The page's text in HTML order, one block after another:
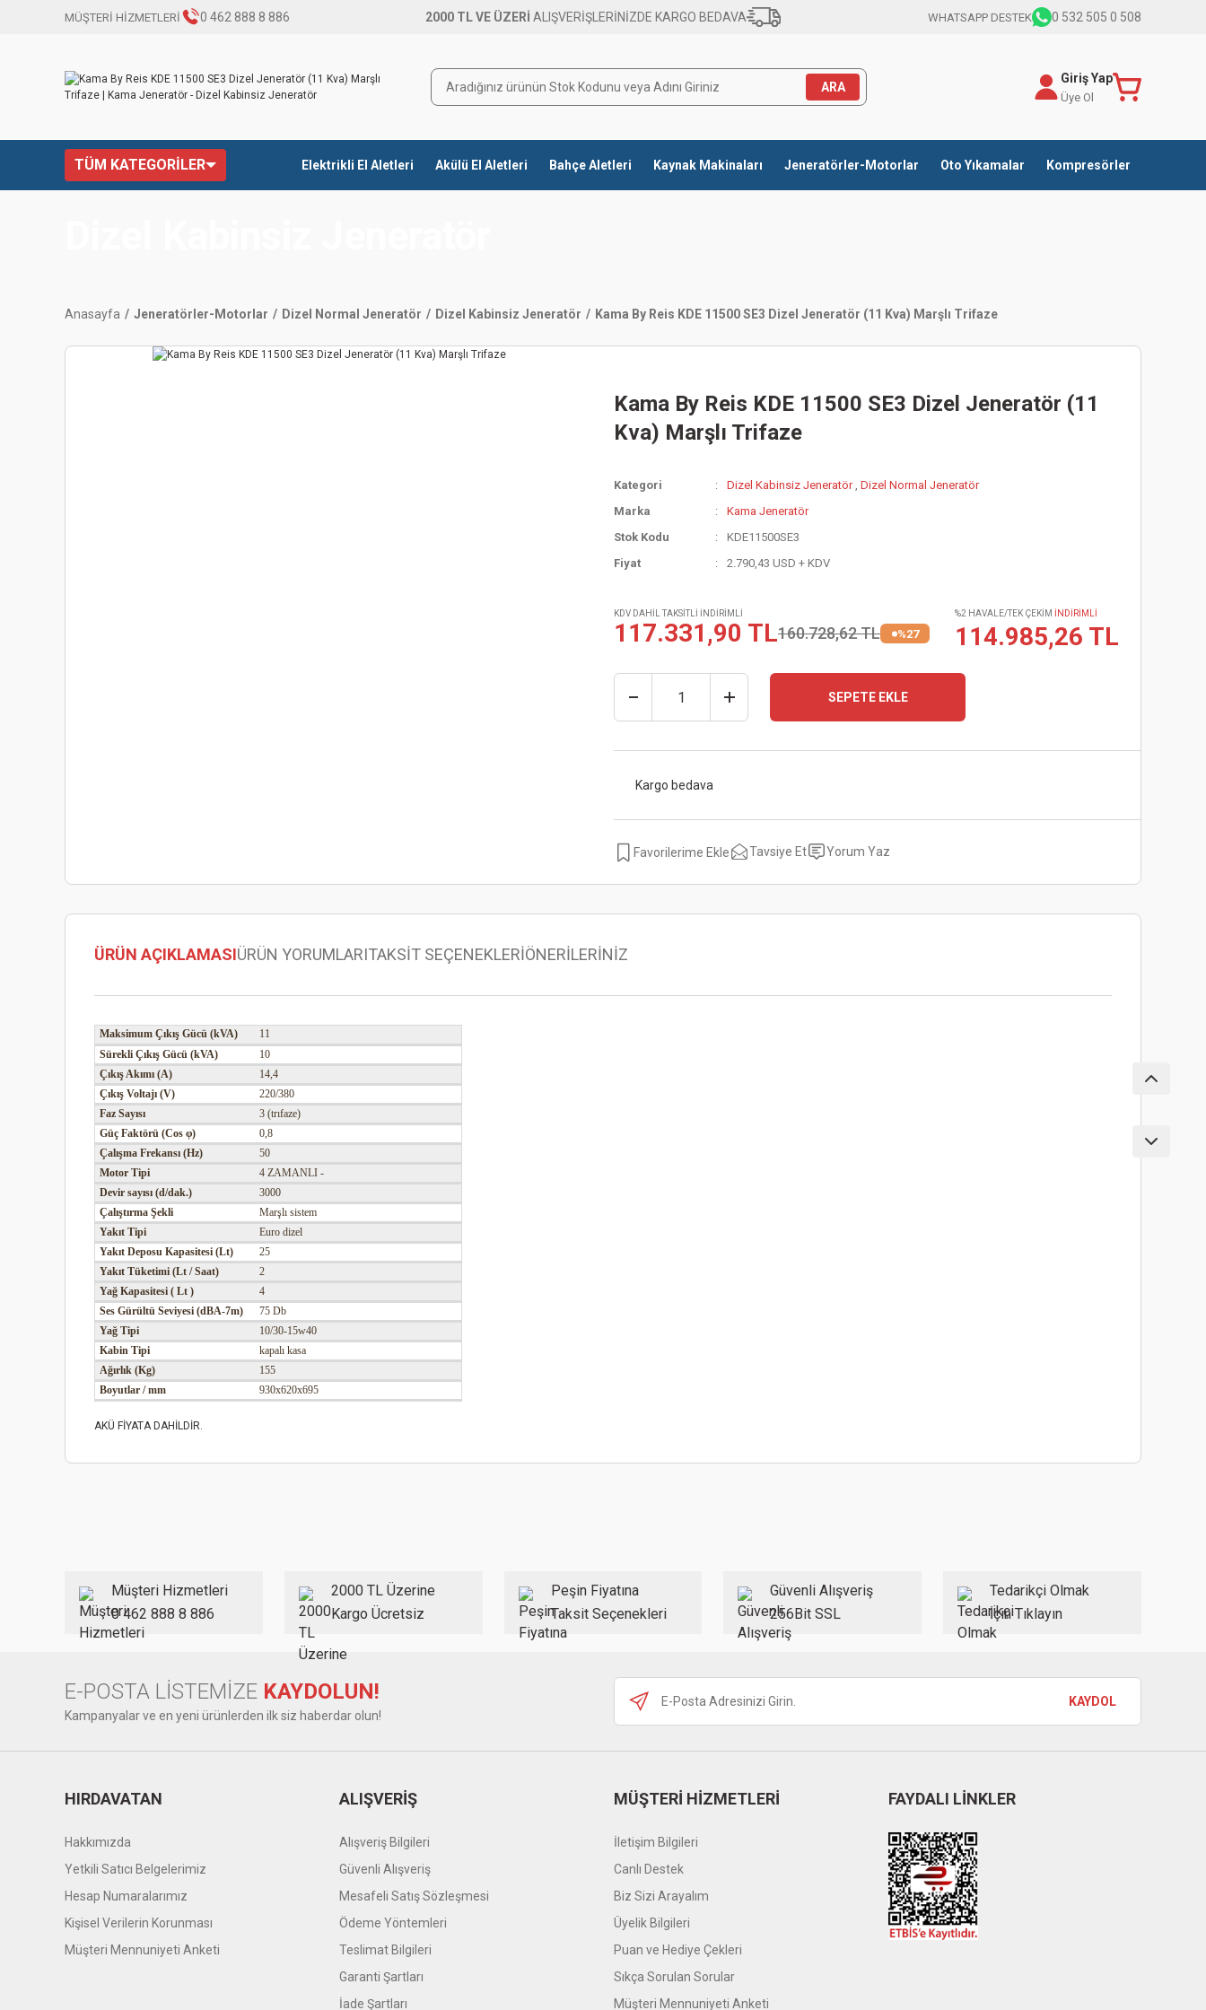
MÜŞTERİ HİZMETLERİ 0 462 888 8 886 2000 TL VE ÜZERİ ALIŞVERİŞLERİNİZDE KARGO BEDAVA WHATSAPP DESTEK 0 532 505 0 508
ARA
Giriş Yap
Üye Ol
TÜM KATEGORİLER Elektrikli El Aletleri Akülü El Aletleri Bahçe Aletleri Kaynak Makinaları Jeneratörler-Motorlar Oto Yıkamalar Kompresörler
Anasayfa Jeneratörler-Motorlar Dizel Normal Jeneratör Dizel Kabinsiz Jeneratör Kama By Reis KDE 11500 SE3 Dizel Jeneratör (11 Kva) Marşlı Trifaze
Kama By Reis KDE 11500 SE3 Dizel Jeneratör (11
Kva) Marşlı Trifaze
Kategori Dizel Kabinsiz Jeneratör , Dizel Normal Jeneratör
Marka
Kama Jeneratör
Stok Kodu
KDE11500SE3
Fiyat
2.790,43 USD + KDV
KDV DAHİL TAKSİTLİ İNDİRİMLİ
117.331,90 TL160.728,62 TL %27
%2 HAVALE/TEK ÇEKİM İNDİRİMLİ
114.985,26 TL
SEPETE EKLE
Kargo bedava
Tavsiye Et Yorum Yaz
ÜRÜN AÇIKLAMASIÜRÜN YORUMLARITAKSİT SEÇENEKLERİÖNERİLERİNİZ
Maksimum Çıkış Gücü (kVA)
11
Sürekli Çıkış Gücü (kVA)
10
Çıkış Akımı (A)
14,4
Çıkış Voltajı (V)
220/380
Faz Sayısı
3 (trıfaze)
Güç Faktörü (Cos φ)
0,8
Çalışma Frekansı (Hz)
50
Motor Tipi
4 ZAMANLI -
Devir sayısı (d/dak.)
3000
Çalıştırma Şekli
Marşlı sistem
Yakıt Tipi
Euro dizel
Yakıt Deposu Kapasitesi (Lt)
25
Yakıt Tüketimi (Lt / Saat)
2
Yağ Kapasitesi ( Lt )
4
Ses Gürültü Seviyesi (dBA-7m)
75 Db
Yağ Tipi
10/30-15w40
Kabin Tipi
kapalı kasa
Ağırlık (Kg)
155
Boyutlar / mm
930x620x695
AKÜ FİYATA DAHİLDİR.
Ürün bilgilerinde hatalar bulunuyor.
Ürün fiyatı diğer sitelerden daha pahalı.
Bu ürüne benzer farklı alternatifler olmalı.
Gönder
Müşteri Hizmetleri
0 462 888 8 886
2000 TL Üzerine
Kargo Ücretsiz
Peşin Fiyatına
Taksit Seçenekleri
Güvenli Alışveriş
256Bit SSL
Tedarikçi Olmak
İçin Tıklayın
E-POSTA LİSTEMİZE KAYDOLUN!
Kampanyalar ve en yeni ürünlerden ilk siz haberdar olun!
KAYDOL
HIRDAVATAN
Hakkımızda
Yetkili Satıcı Belgelerimiz
Hesap Numaralarımız
Kişisel Verilerin Korunması
Müşteri Mennuniyeti Anketi
ALIŞVERİŞ
Alışveriş Bilgileri
Güvenli Alışveriş
Mesafeli Satış Sözleşmesi
Ödeme Yöntemleri
Teslimat Bilgileri
Garanti Şartları
İade Şartları
MÜŞTERİ HİZMETLERİ
İletişim Bilgileri
Canlı Destek
Biz Sizi Arayalım
Üyelik Bilgileri
Puan ve Hediye Çekleri
Sıkça Sorulan Sorular
Müşteri Mennuniyeti Anketi
FAYDALI LİNKLER